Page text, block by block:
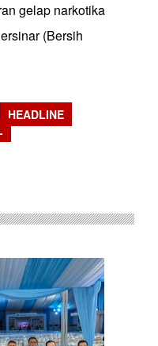
gelap narkotika
(Bersih
HEADLINE